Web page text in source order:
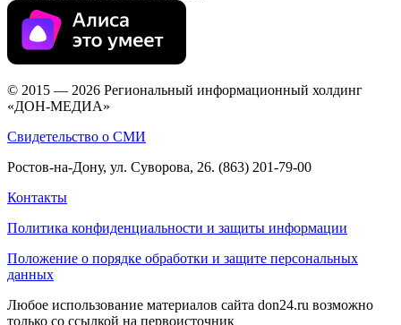
© 2015 — 2026 Региональный информационный холдинг
«ДОН-МЕДИА»
Свидетельство о СМИ
Ростов-на-Дону, ул. Суворова, 26. (863) 201-79-00
Контакты
Политика конфиденциальности и защиты информации
Положение о порядке обработки и защите персональных
данных
Любое использование материалов сайта don24.ru возможно
только со ссылкой на первоисточник